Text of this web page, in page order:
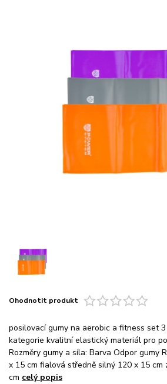
Ohodnotit produkt
posilovací gumy na aerobic a fitness set
kategorie kvalitní elastický materiál pro
Rozměry gumy a síla: Barva Odpor gumy
x 15 cm fialová středně silný 120 x 15
cm celý popis